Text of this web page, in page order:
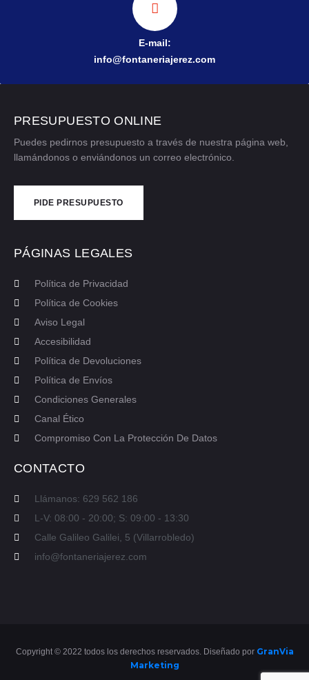
E-mail:
info@fontaneriajerez.com
PRESUPUESTO ONLINE
Puedes pedirnos presupuesto a través de nuestra página web,
llamándonos o enviándonos un correo electrónico.
PIDE PRESUPUESTO
PÁGINAS LEGALES
Política de Privacidad
Política de Cookies
Aviso Legal
Accesibilidad
Política de Devoluciones
Política de Envíos
Condiciones Generales
Canal Ético
Compromiso Con La Protección De Datos
CONTACTO
Llámanos: 629 562 186
L-V: 08:00 - 20:00; S: 09:00 - 13:30
Calle Galileo Galilei, 5 (Villarrobledo)
info@fontaneriajerez.com
Copyright © 2022 todos los derechos reservados. Diseñado por GranVia
Marketing